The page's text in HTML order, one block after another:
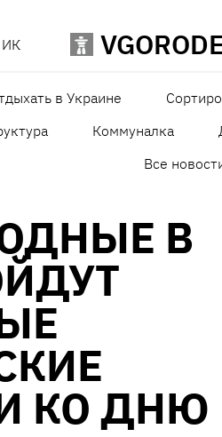
в Украине
Коммуналка
Все
В
КО ДНЮ